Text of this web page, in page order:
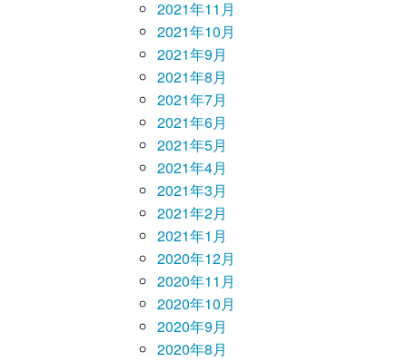
2021年11月
2021年10月
2021年9月
2021年8月
2021年7月
2021年6月
2021年5月
2021年4月
2021年3月
2021年2月
2021年1月
2020年12月
2020年11月
2020年10月
2020年9月
2020年8月